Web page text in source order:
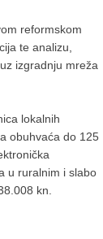
reformskom
te analizu,
izgradnju mreža
lokalnih
obuhvaća do 125
u ruralnim i slabo
kn.